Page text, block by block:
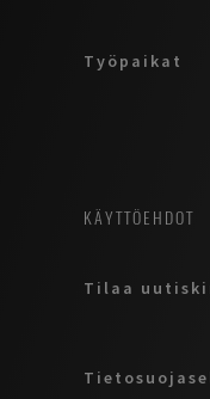
Työpaikat
KÄYTTÖEHDOT
Tilaa